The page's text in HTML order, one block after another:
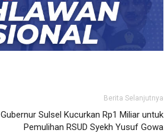
Berita Selanjutnya
Gubernur Sulsel Kucurkan Rp1 Miliar untuk
Pemulihan RSUD Syekh Yusuf Gowa